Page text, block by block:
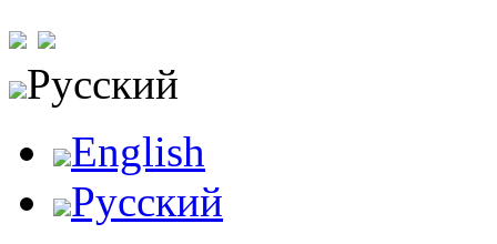
Русский
English
Русский